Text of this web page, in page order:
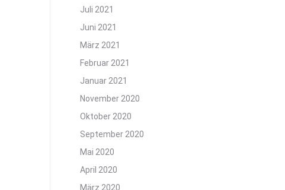
Juli 2021
Juni 2021
März 2021
Februar 2021
Januar 2021
November 2020
Oktober 2020
September 2020
Mai 2020
April 2020
März 2020